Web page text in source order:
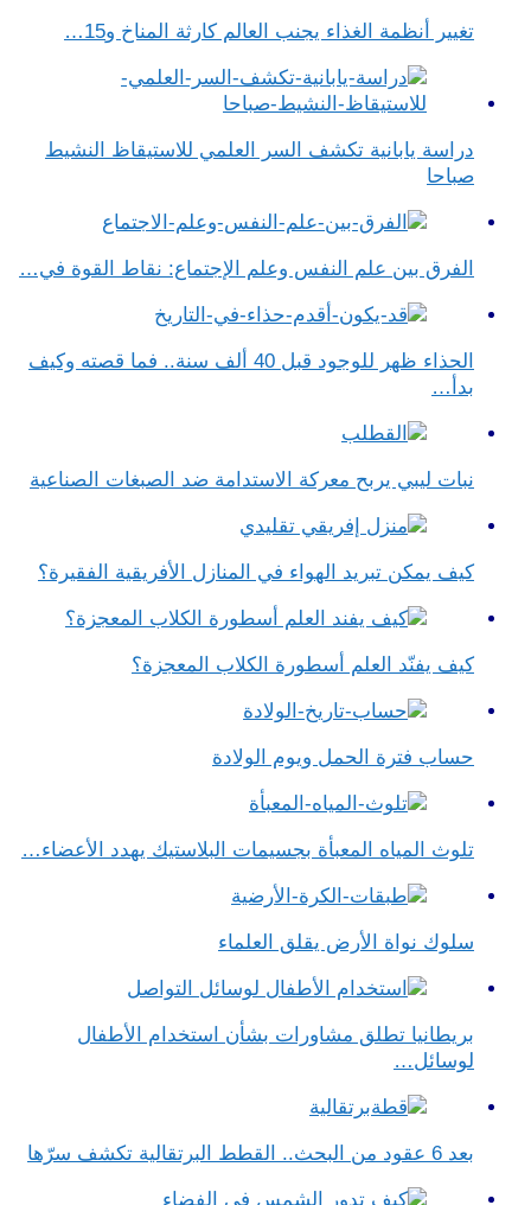
تغيير أنظمة الغذاء يجنب العالم كارثة المناخ و15…
دراسة يابانية تكشف السر العلمي للاستيقاظ النشيط
صباحا
الفرق بين علم النفس وعلم الإجتماع​: نقاط القوة في…
الحذاء ظهر للوجود قبل 40 ألف سنة.. فما قصته وكيف
بدأ…
نبات ليبي يربح معركة الاستدامة ضد الصبغات الصناعية
كيف يمكن تبريد الهواء في المنازل الأفريقية الفقيرة؟
كيف يفنّد العلم أسطورة الكلاب المعجزة؟
حساب فترة الحمل ويوم الولادة
تلوث المياه المعبأة بجسيمات البلاستيك يهدد الأعضاء…
سلوك نواة الأرض يقلق العلماء
بريطانيا تطلق مشاورات بشأن استخدام الأطفال
لوسائل…
بعد 6 عقود من البحث.. القطط البرتقالية تكشف سرّها